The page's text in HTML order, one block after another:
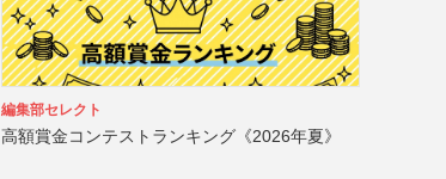
編集部セレクト
高額賞金コンテストランキング《2026年夏》